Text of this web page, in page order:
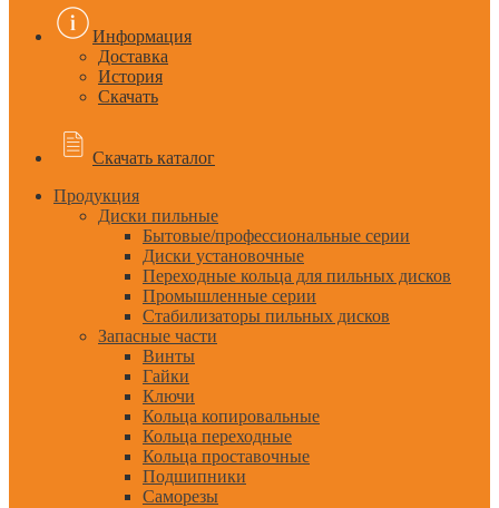
Информация
Доставка
История
Скачать
Скачать каталог
Продукция
Диски пильные
Бытовые/профессиональные серии
Диски установочные
Переходные кольца для пильных дисков
Промышленные серии
Стабилизаторы пильных дисков
Запасные части
Винты
Гайки
Ключи
Кольца копировальные
Кольца переходные
Кольца проставочные
Подшипники
Саморезы